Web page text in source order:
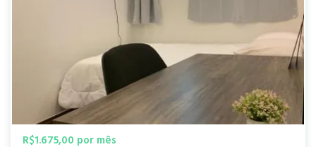
R$1.675,00 por mês